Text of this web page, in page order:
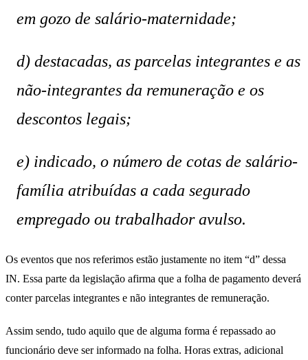
em gozo de salário-maternidade;
d) destacadas, as parcelas integrantes e as
não-integrantes da remuneração e os
descontos legais;
e) indicado, o número de cotas de salário-
família atribuídas a cada segurado
empregado ou trabalhador avulso.
Os eventos que nos referimos estão justamente no item “d” dessa
IN. Essa parte da legislação afirma que a folha de pagamento deverá
conter parcelas integrantes e não integrantes de remuneração.
Assim sendo, tudo aquilo que de alguma forma é repassado ao
funcionário deve ser informado na folha. Horas extras, adicional